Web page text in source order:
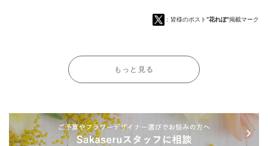
：皆様のポスト“花れぽ”掲載マーク
もっと見る